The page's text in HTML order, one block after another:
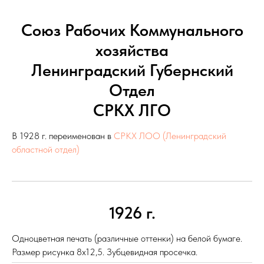
Союз Рабочих Коммунального
хозяйства
Ленинградский Губернский
Отдел
СРКХ ЛГО
В 1928 г. переименован в СРКХ ЛОО (Ленинградский
областной отдел)
1926 г.
Одноцветная печать (различные оттенки) на белой бумаге.
Размер рисунка 8х12,5. Зубцевидная просечка.